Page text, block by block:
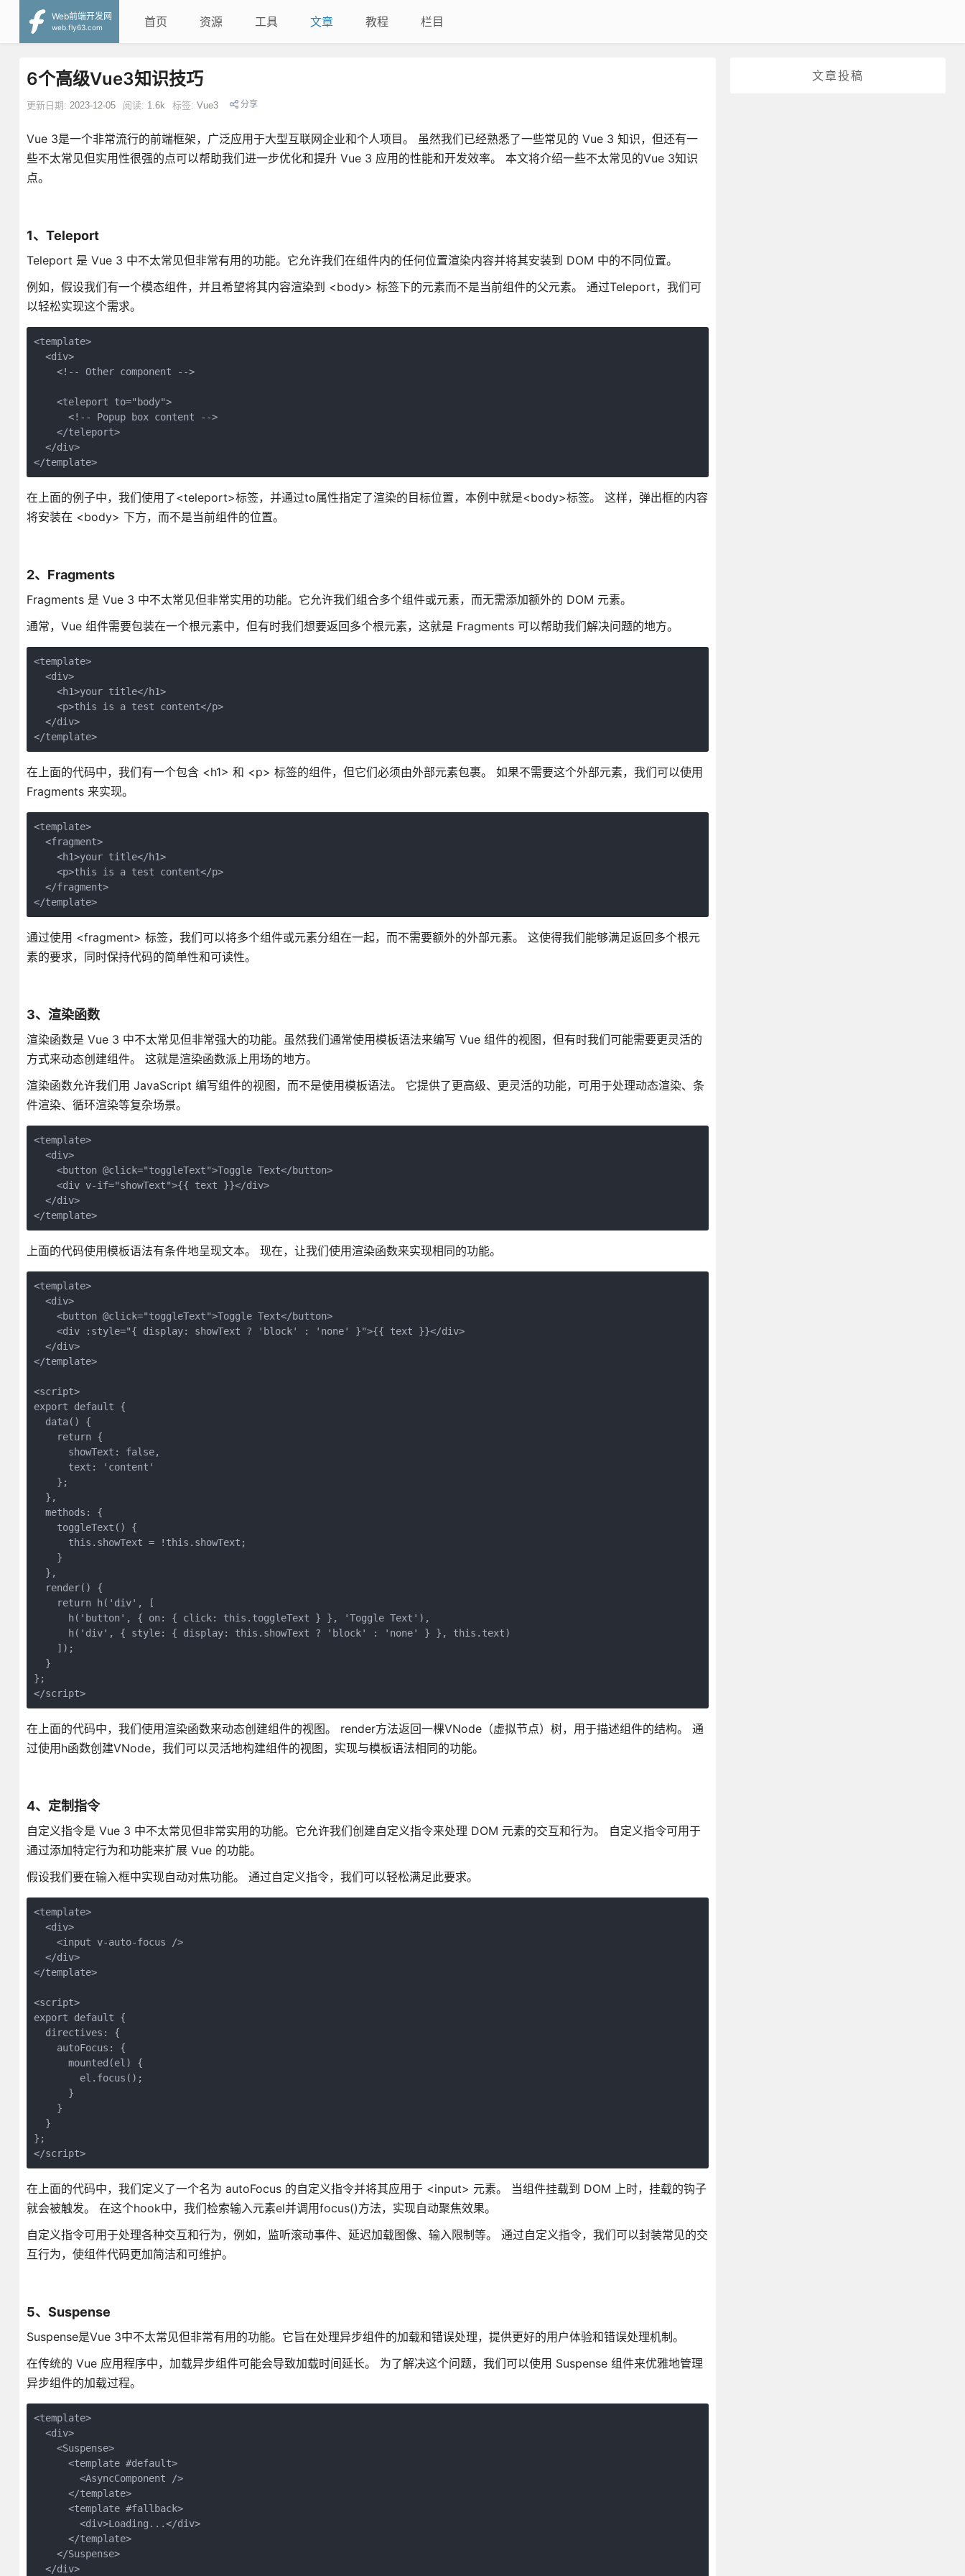
Web前端开发网
web.fly63.com
首页 资源 工具 文章 教程 栏目
文章投稿
6个高级Vue3知识技巧
更新日期: 2023-12-05 阅读: 1.6k 标签: Vue3 分享
Vue 3是一个非常流行的前端框架，广泛应用于大型互联网企业和个人项目。 虽然我们已经熟悉了一些常见的 Vue 3 知识，但还有一
些不太常见但实用性很强的点可以帮助我们进一步优化和提升 Vue 3 应用的性能和开发效率。 本文将介绍一些不太常见的Vue 3知识
点。
1、Teleport
Teleport 是 Vue 3 中不太常见但非常有用的功能。它允许我们在组件内的任何位置渲染内容并将其安装到 DOM 中的不同位置。
例如，假设我们有一个模态组件，并且希望将其内容渲染到 <body> 标签下的元素而不是当前组件的父元素。 通过Teleport，我们可
以轻松实现这个需求。
<template>
  <div>
    <!-- Other component -->
    <teleport to="body">
      <!-- Popup box content -->
    </teleport>
  </div>
</template>
在上面的例子中，我们使用了<teleport>标签，并通过to属性指定了渲染的目标位置，本例中就是<body>标签。 这样，弹出框的内容
将安装在 <body> 下方，而不是当前组件的位置。
2、Fragments
Fragments 是 Vue 3 中不太常见但非常实用的功能。它允许我们组合多个组件或元素，而无需添加额外的 DOM 元素。
通常，Vue 组件需要包装在一个根元素中，但有时我们想要返回多个根元素，这就是 Fragments 可以帮助我们解决问题的地方。
<template>
  <div>
    <h1>your title</h1>
    <p>this is a test content</p>
  </div>
</template>
在上面的代码中，我们有一个包含 <h1> 和 <p> 标签的组件，但它们必须由外部元素包裹。 如果不需要这个外部元素，我们可以使用
Fragments 来实现。
<template>
  <fragment>
    <h1>your title</h1>
    <p>this is a test content</p>
  </fragment>
</template>
通过使用 <fragment> 标签，我们可以将多个组件或元素分组在一起，而不需要额外的外部元素。 这使得我们能够满足返回多个根元
素的要求，同时保持代码的简单性和可读性。
3、渲染函数
渲染函数是 Vue 3 中不太常见但非常强大的功能。虽然我们通常使用模板语法来编写 Vue 组件的视图，但有时我们可能需要更灵活的
方式来动态创建组件。 这就是渲染函数派上用场的地方。
渲染函数允许我们用 JavaScript 编写组件的视图，而不是使用模板语法。 它提供了更高级、更灵活的功能，可用于处理动态渲染、条
件渲染、循环渲染等复杂场景。
<template>
  <div>
    <button @click="toggleText">Toggle Text</button>
    <div v-if="showText">{{ text }}</div>
  </div>
</template>
上面的代码使用模板语法有条件地呈现文本。 现在，让我们使用渲染函数来实现相同的功能。
<template>
  <div>
    <button @click="toggleText">Toggle Text</button>
    <div :style="{ display: showText ? 'block' : 'none' }">{{ text }}</div>
  </div>
</template>
<script>
export default {
  data() {
    return {
      showText: false,
      text: 'content'
    };
  },
  methods: {
    toggleText() {
      this.showText = !this.showText;
    }
  },
  render() {
    return h('div', [
      h('button', { on: { click: this.toggleText } }, 'Toggle Text'),
      h('div', { style: { display: this.showText ? 'block' : 'none' } }, this.text)
    ]);
  }
};
</script>
在上面的代码中，我们使用渲染函数来动态创建组件的视图。 render方法返回一棵VNode（虚拟节点）树，用于描述组件的结构。 通
过使用h函数创建VNode，我们可以灵活地构建组件的视图，实现与模板语法相同的功能。
4、定制指令
自定义指令是 Vue 3 中不太常见但非常实用的功能。它允许我们创建自定义指令来处理 DOM 元素的交互和行为。 自定义指令可用于
通过添加特定行为和功能来扩展 Vue 的功能。
假设我们要在输入框中实现自动对焦功能。 通过自定义指令，我们可以轻松满足此要求。
<template>
  <div>
    <input v-auto-focus />
  </div>
</template>
<script>
export default {
  directives: {
    autoFocus: {
      mounted(el) {
        el.focus();
      }
    }
  }
};
</script>
在上面的代码中，我们定义了一个名为 autoFocus的自定义指令并将其应用于 <input> 元素。 当组件挂载到 DOM 上时，挂载的钩子
就会被触发。 在这个hook中，我们检索输入元素el并调用focus()方法，实现自动聚焦效果。
自定义指令可用于处理各种交互和行为，例如，监听滚动事件、延迟加载图像、输入限制等。 通过自定义指令，我们可以封装常见的交
互行为，使组件代码更加简洁和可维护。
5、Suspense
Suspense是Vue 3中不太常见但非常有用的功能。它旨在处理异步组件的加载和错误处理，提供更好的用户体验和错误处理机制。
在传统的 Vue 应用程序中，加载异步组件可能会导致加载时间延长。 为了解决这个问题，我们可以使用 Suspense 组件来优雅地管理
异步组件的加载过程。
<template>
  <div>
    <Suspense>
      <template #default>
        <AsyncComponent />
      </template>
      <template #fallback>
        <div>Loading...</div>
      </template>
    </Suspense>
  </div>